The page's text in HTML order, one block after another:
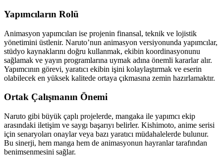
Yapımcıların Rolü
Animasyon yapımcıları ise projenin finansal, teknik ve lojistik
yönetimini üstlenir. Naruto’nun animasyon versiyonunda yapımcılar,
stüdyo kaynaklarını doğru kullanmak, ekibin koordinasyonunu
sağlamak ve yayın programlarına uymak adına önemli kararlar alır.
Yapımcının görevi, yaratıcı ekibin işini kolaylaştırmak ve eserin
olabilecek en yüksek kalitede ortaya çıkmasına zemin hazırlamaktır.
Ortak Çalışmanın Önemi
Naruto gibi büyük çaplı projelerde, mangaka ile yapımcı ekip
arasındaki iletişim ve saygı başarıyı belirler. Kishimoto, anime serisi
için senaryoları onaylar veya bazı yaratıcı müdahalelerde bulunur.
Bu sinerji, hem manga hem de animasyonun hayranlar tarafından
benimsenmesini sağlar.